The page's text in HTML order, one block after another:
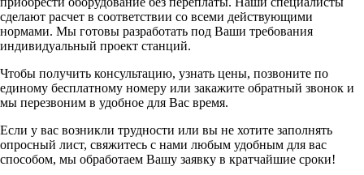
сделают расчет в соответствии со всеми действующими
нормами. Мы готовы разработать под Ваши требования
индивидуальный проект станций.
Чтобы получить консультацию, узнать цены, позвоните по
единому бесплатному номеру или закажите обратный звонок и
мы перезвоним в удобное для Вас время.
Если у вас возникли трудности или вы не хотите заполнять
опросный лист, свяжитесь с нами любым удобным для вас
способом, мы обработаем Вашу заявку в кратчайшие сроки!